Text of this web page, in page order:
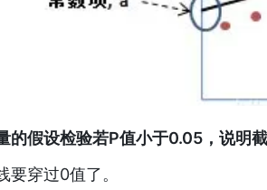
的假设检验若P值小于0.05，说明
要穿过0值了。